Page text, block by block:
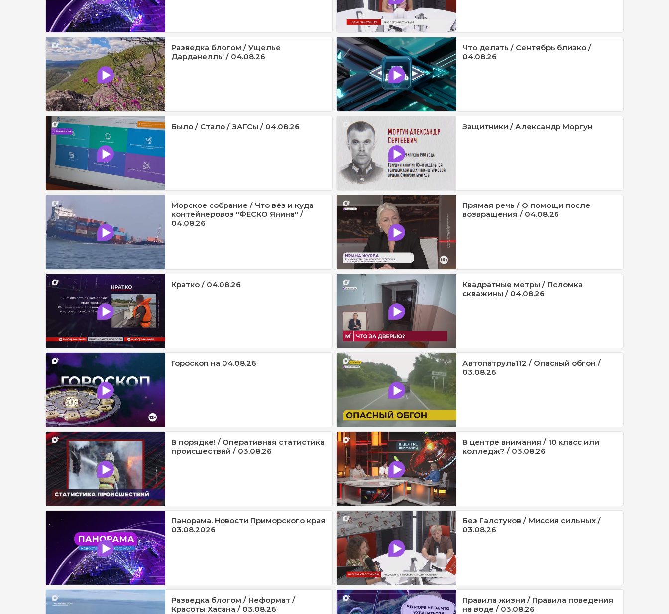
Разведка блогом / Ущелье
Дарданеллы / 04.08.26
Что делать / Сентябрь близко /
04.08.26
Было / Стало / ЗАГСы / 04.08.26 Защитники / Александр Моргун
Морское собрание / Что вёз и куда
контейнеровоз "ФЕСКО Янина" /
04.08.26
Прямая речь / О помощи после
возвращения / 04.08.26
Кратко / 04.08.26
Квадратные метры / Поломка
скважины / 04.08.26
Гороскоп на 04.08.26
Автопатруль112 / Опасный обгон /
03.08.26
В порядке! / Оперативная статистика
происшествий / 03.08.26
В центре внимания / 10 класс или
колледж? / 03.08.26
Панорама. Новости Приморского края
03.08.2026
Без Галстуков / Миссия сильных /
03.08.26
Разведка блогом / Неформат /
Красоты Хасана / 03.08.26
Правила жизни / Правила поведения
на воде / 03.08.26